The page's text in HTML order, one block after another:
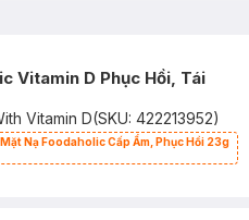
Vitamin D Phục Hồi, Tái
Vitamin D(SKU: 422213952)
Nạ Foodaholic Cấp Ẩm, Phục Hồi 23g